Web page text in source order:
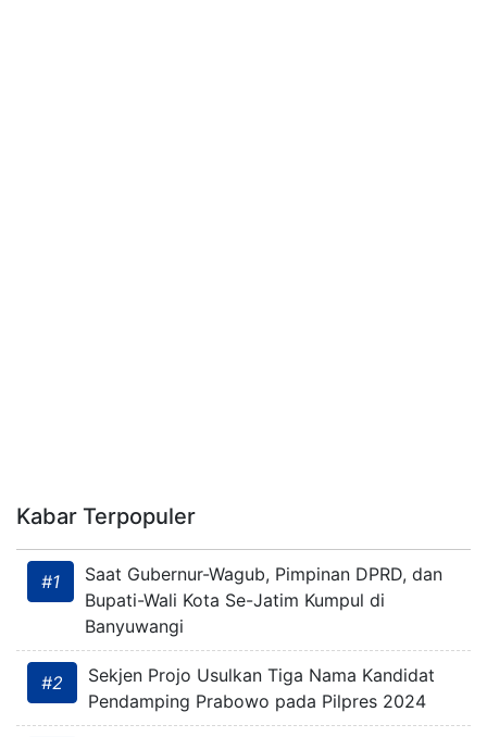
Kabar Terpopuler
#1
Saat Gubernur-Wagub, Pimpinan DPRD, dan
Bupati-Wali Kota Se-Jatim Kumpul di
Banyuwangi
#2
Sekjen Projo Usulkan Tiga Nama Kandidat
Pendamping Prabowo pada Pilpres 2024